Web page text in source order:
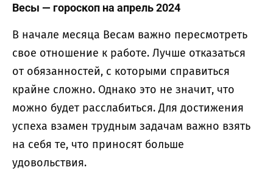
Весы — гороскоп на апрель 2024
В начале месяца Весам важно пересмотреть
свое отношение к работе. Лучше отказаться
от обязанностей, с которыми справиться
крайне сложно. Однако это не значит, что
можно будет расслабиться. Для достижения
успеха взамен трудным задачам важно взять
на себя те, что приносят больше
удовольствия.